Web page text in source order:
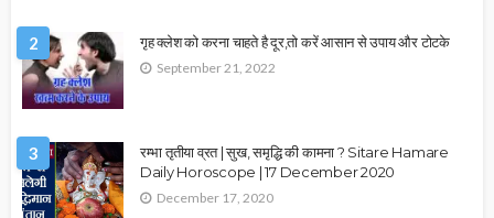
2 गृह क्लेश को करना चाहते है दूर,तो करें आसान से उपाय और टोटके
September 21, 2022
3
रम्भा तृतीया व्रत | सुख, समृद्धि की कामना ? Sitare Hamare
Daily Horoscope | 17 December 2020
December 17, 2020